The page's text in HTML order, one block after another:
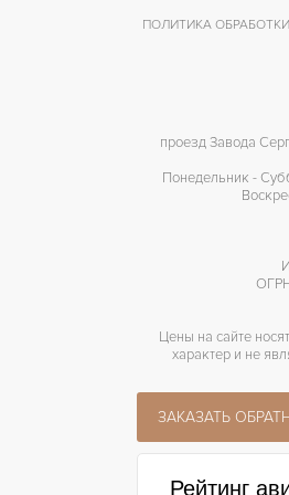
ПОЛИТИКА
проезд Завода
Понедельник -
Цены на сайте
характер и не
ЗАКАЗАТЬ
Рейтинг